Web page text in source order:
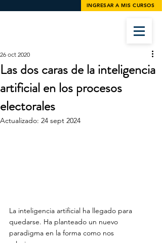
INGRESAR A MIS CURSOS
Las dos caras de la inteligencia
artificial en los procesos
electorales
26 oct 2020
Actualizado: 24 sept 2024
La inteligencia artificial ha llegado para
quedarse. Ha planteado un nuevo
paradigma en la forma como nos